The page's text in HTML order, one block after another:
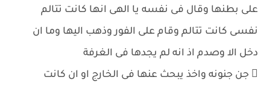
على بطنها وقال فى نفسه يا الهى انها كانت تتالم
نفسى كانت تتالم وقام على الفور وذهب اليها وما ان
دخل الا وصدم اذ انه لم يجدها فى الغرفة
 جن جنونه واخذ يبحث عنها فى الخارج او ان كانت